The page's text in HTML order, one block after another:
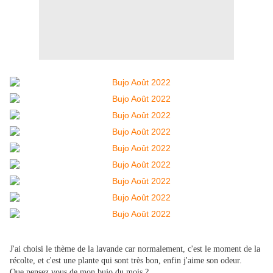
J'ai choisi le thème de la lavande car normalement, c'est le moment de la
récolte, et c'est une plante qui sont très bon, enfin j'aime son odeur.